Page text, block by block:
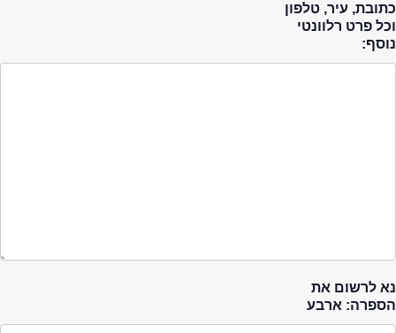
כתובת, עיר, טלפון
וכל פרט רלוונטי
נוסף:
נא לרשום את
הספרה: ארבע